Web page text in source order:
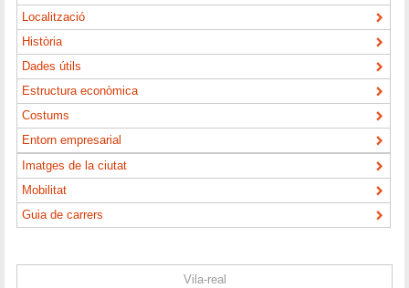
Localització
Història
Dades útils
Estructura econòmica
Costums
Entorn empresarial
Imatges de la ciutat
Mobilitat
Guia de carrers
Vila-real